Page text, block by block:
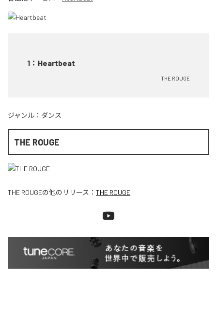
1 ： Heartbeat
THE ROUGE
ジャンル： ダンス
THE ROUGE
THE ROUGEの他のリリース： THE ROUGE